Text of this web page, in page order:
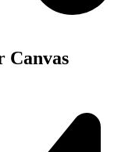
Canvas